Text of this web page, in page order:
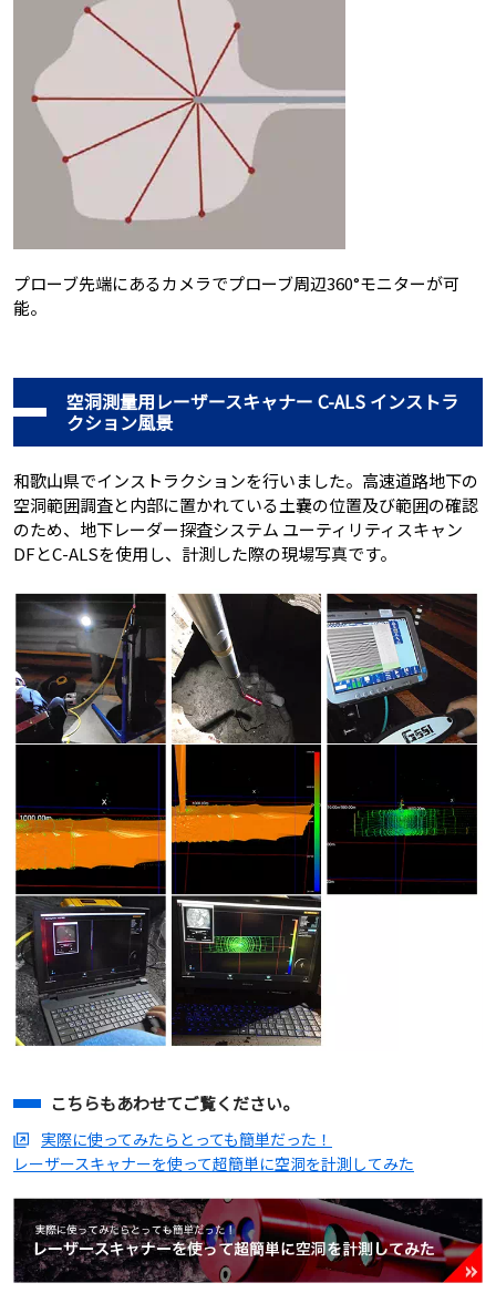
プローブ先端にあるカメラでプローブ周辺360°モニターが可
能。
空洞測量用レーザースキャナー C-ALS インストラ
クション風景
和歌山県でインストラクションを行いました。高速道路地下の
空洞範囲調査と内部に置かれている土嚢の位置及び範囲の確認
のため、地下レーダー探査システム ユーティリティスキャン
DFとC-ALSを使用し、計測した際の現場写真です。
こちらもあわせてご覧ください。
実際に使ってみたらとっても簡単だった！
レーザースキャナーを使って超簡単に空洞を計測してみた